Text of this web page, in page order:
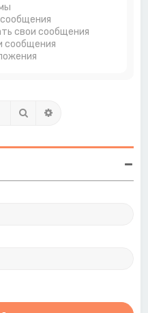
свои сообщения
сообщения
Поиск